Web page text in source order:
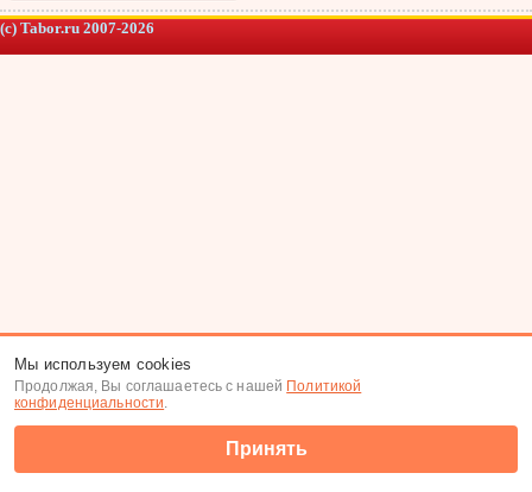
(c) Tabor.ru 2007-2026
Мы используем cookies
Продолжая, Вы соглашаетесь с нашей Политикой
конфиденциальности.
Принять